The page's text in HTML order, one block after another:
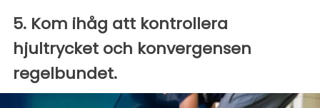
5. Kom ihåg att kontrollera
hjultrycket och konvergensen
regelbundet.